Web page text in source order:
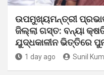
ଉପମୁଖ୍ୟମନ୍ତ୍ରୀ
ଜିଲ୍ଲା ଗସ୍ତ: ବନ୍ୟା
ଯୁଦ୍ଧକାଳୀନ ଭିତ୍ତିରେ
1 day ago Sunil